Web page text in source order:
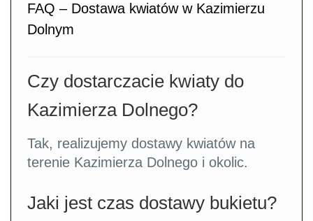
FAQ – Dostawa kwiatów w Kazimierzu
Dolnym
Czy dostarczacie kwiaty do
Kazimierza Dolnego?
Tak, realizujemy dostawy kwiatów na
terenie Kazimierza Dolnego i okolic.
Jaki jest czas dostawy bukietu?